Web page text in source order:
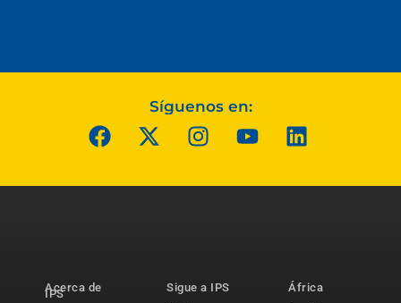
Síguenos en:
Acerca de
IPS
Sigue a IPS
África